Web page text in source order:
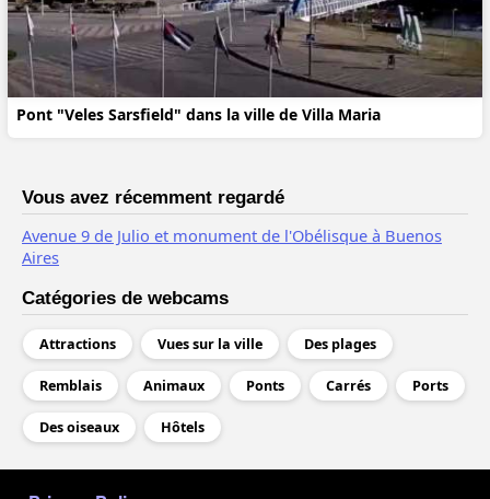
Pont "Veles Sarsfield" dans la ville de Villa Maria
Vous avez récemment regardé
Avenue 9 de Julio et monument de l'Obélisque à Buenos
Aires
Catégories de webcams
Attractions Vues sur la ville Des plages
Remblais Animaux Ponts Carrés Ports
Des oiseaux Hôtels